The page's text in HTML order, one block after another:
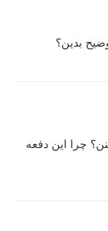
بدین؟
چرا این دفعه